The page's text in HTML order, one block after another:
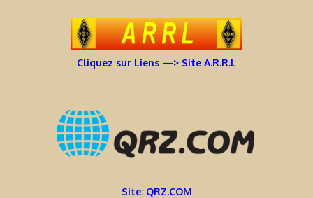
Cliquez sur Liens —> Site A.R.R.L
Site: QRZ.COM